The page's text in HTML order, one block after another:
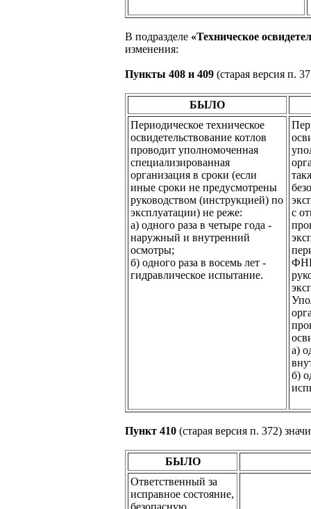
В подразделе «Техническое
изменения:
Пункты 408 и 409 (старая версия п.
БЫЛО
Периодическое техническое
освидетельствование котлов
проводит уполномоченная
специализированная
организация в сроки (если
иные сроки не предусмотрены
руководством (инструкцией) по
эксплуатации) не реже:
а) одного раза в четыре года -
наружный и внутренний
осмотры;
б) одного раза в восемь лет -
гидравлическое испытание.
с
а)
б)
Пункт 410 (старая версия п. 372)
БЫЛО
Ответственный за
исправное состояние,
безопасную